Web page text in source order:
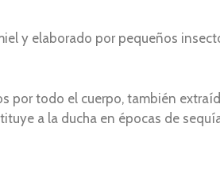
y elaborado por pequeños
por todo el cuerpo, también
a la ducha en épocas de